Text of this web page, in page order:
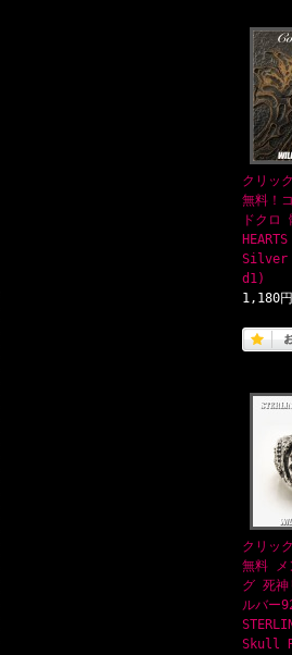
クリッ
無料！
ドクロ
Silver
d1)
1,180
クリッ
無料 メ
グ 死
ルバー
Skull